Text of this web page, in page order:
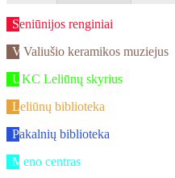
Seniūnijos renginiai
V.Valiušio keramikos muziejus
UKC Leliūnų skyrius
Leliūnų biblioteka
Pakalnių biblioteka
Meno centras